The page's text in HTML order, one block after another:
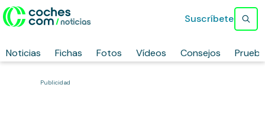
Noticias Fichas Fotos Vídeos Consejos
Suscríbete
Publicidad